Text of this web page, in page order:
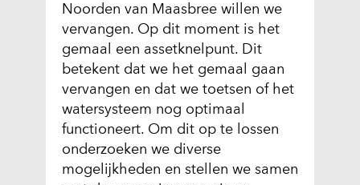
e
l
d
i
n
g
:
v
r
Noorden van Maasbree willen we
vervangen. Op dit moment is het
gemaal een assetknelpunt. Dit
betekent dat we het gemaal gaan
vervangen en dat we toetsen of het
watersysteem nog optimaal
functioneert. Om dit op te lossen
onderzoeken we diverse
mogelijkheden en stellen we samen